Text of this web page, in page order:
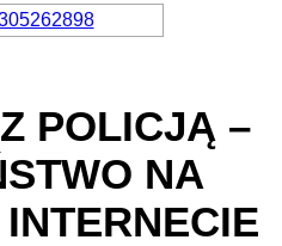
POLICJĄ –
NA